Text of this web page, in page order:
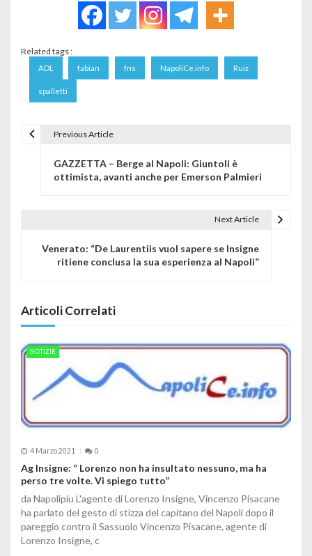
Related tags :
ADL fabian fns NapoliCe.info Ruiz
spalletti
Previous Article
GAZZETTA – Berge al Napoli: Giuntoli è
ottimista, avanti anche per Emerson Palmieri
Next Article
Venerato: “De Laurentiis vuol sapere se Insigne
ritiene conclusa la sua esperienza al Napoli”
Articoli Correlati
NOTIZIE
4 Marzo 2021 0
Ag Insigne: ” Lorenzo non ha insultato nessuno, ma ha
perso tre volte. Vi spiego tutto”
da Napolipiu L'agente di Lorenzo Insigne, Vincenzo Pisacane
ha parlato del gesto di stizza del capitano del Napoli dopo il
pareggio contro il Sassuolo Vincenzo Pisacane, agente di
Lorenzo Insigne, c